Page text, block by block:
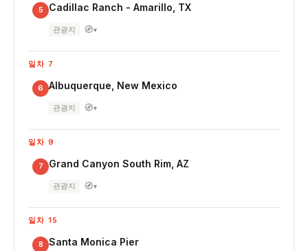
5 Cadillac Ranch - Amarillo, TX
관광지 🧭▾
일차 7
6 Albuquerque, New Mexico
관광지 🧭▾
일차 9
7 Grand Canyon South Rim, AZ
관광지 🧭▾
일차 15
8 Santa Monica Pier